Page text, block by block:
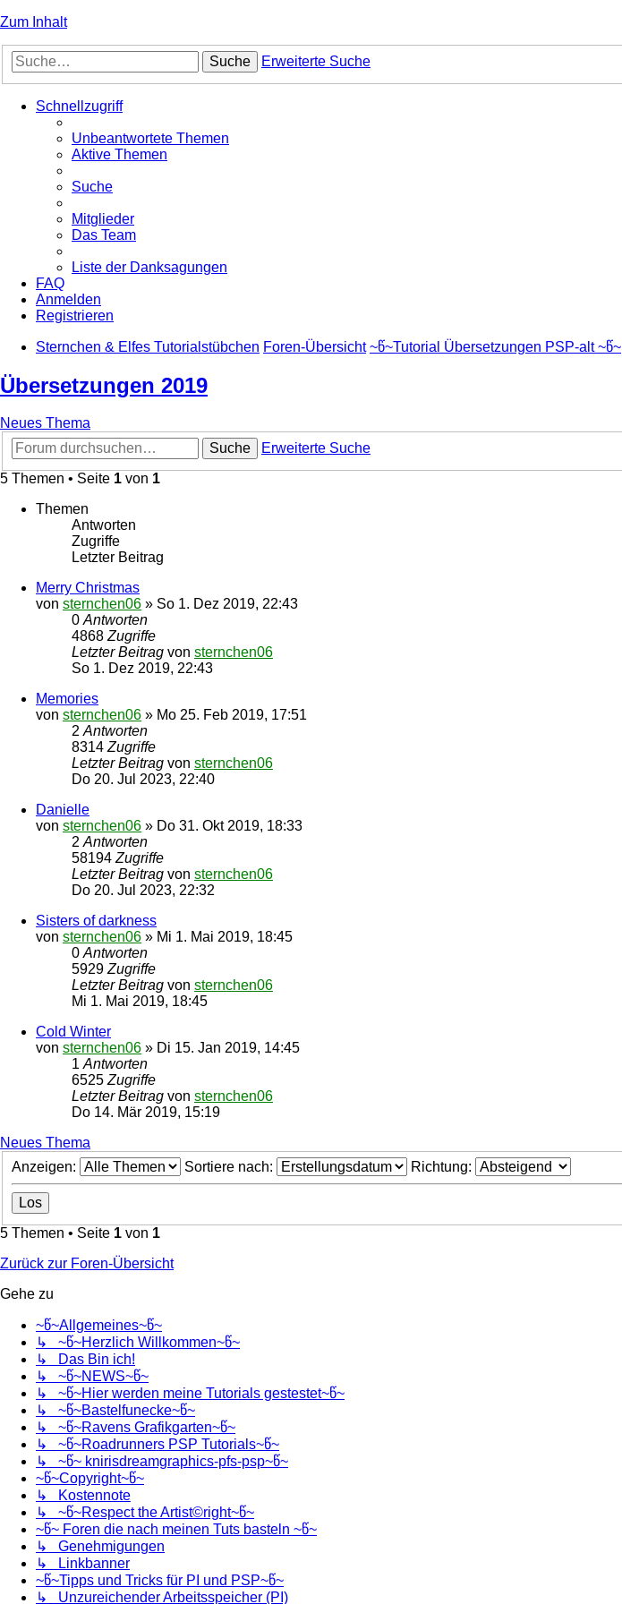
Zum Inhalt
Suche Erweiterte Suche
Schnellzugriff
Unbeantwortete Themen
Aktive Themen
Suche
Mitglieder
Das Team
Liste der Danksagungen
FAQ
Anmelden
Registrieren
Sternchen & Elfes Tutorialstübchen Foren-Übersicht ~წ~Tutorial Übersetzungen PSP-alt ~წ~
Übersetzungen 2019
Neues Thema
Suche
Erweiterte Suche
5 Themen • Seite 1 von 1
Themen
Antworten
Zugriffe
Letzter Beitrag
Merry Christmas
von sternchen06 » So 1. Dez 2019, 22:43
0 Antworten
4868 Zugriffe
Letzter Beitrag von sternchen06
So 1. Dez 2019, 22:43
Memories
von sternchen06 » Mo 25. Feb 2019, 17:51
2 Antworten
8314 Zugriffe
Letzter Beitrag von sternchen06
Do 20. Jul 2023, 22:40
Danielle
von sternchen06 » Do 31. Okt 2019, 18:33
2 Antworten
58194 Zugriffe
Letzter Beitrag von sternchen06
Do 20. Jul 2023, 22:32
Sisters of darkness
von sternchen06 » Mi 1. Mai 2019, 18:45
0 Antworten
5929 Zugriffe
Letzter Beitrag von sternchen06
Mi 1. Mai 2019, 18:45
Cold Winter
von sternchen06 » Di 15. Jan 2019, 14:45
1 Antworten
6525 Zugriffe
Letzter Beitrag von sternchen06
Do 14. Mär 2019, 15:19
Neues Thema
Anzeigen:
Sortiere nach: Richtung:
5 Themen • Seite 1 von 1
Zurück zur Foren-Übersicht
Gehe zu
~წ~Allgemeines~წ~
↳ ~წ~Herzlich Willkommen~წ~
↳ Das Bin ich!
↳ ~წ~NEWS~წ~
↳ ~წ~Hier werden meine Tutorials gestestet~წ~
↳ ~წ~Bastelfunecke~წ~
↳ ~წ~Ravens Grafikgarten~წ~
↳ ~წ~Roadrunners PSP Tutorials~წ~
↳ ~წ~ knirisdreamgraphics-pfs-psp~წ~
~წ~Copyright~წ~
↳ Kostennote
↳ ~წ~Respect the Artist©right~წ~
~წ~ Foren die nach meinen Tuts basteln ~წ~
↳ Genehmigungen
↳ Linkbanner
~წ~Tipps und Tricks für PI und PSP~წ~
↳ Unzureichender Arbeitsspeicher (PI)